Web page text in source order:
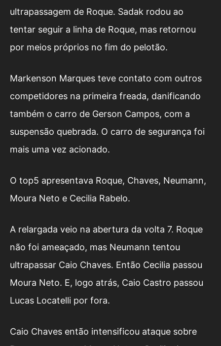
ultrapassagem de Roque. Sadak rodou ao
tentar seguir a linha de Roque, mas retornou
por meios próprios no fim do pelotão.
Markenson Marques teve contato com outros
competidores na primeira freada, danificando
também o carro de Gerson Campos, com a
suspensão quebrada. O carro de segurança foi
mais uma vez acionado.
O top5 apresentava Roque, Chaves, Neumann,
Moura Neto e Cecilia Rabelo.
A relargada veio na abertura da volta 7. Roque
não foi ameaçado, mas Neumann tentou
ultrapassar Caio Chaves. Então Cecilia passou
Moura Neto. E, logo atrás, Caio Castro passou
Lucas Locatelli por fora.
Caio Chaves então intensificou ataque sobre